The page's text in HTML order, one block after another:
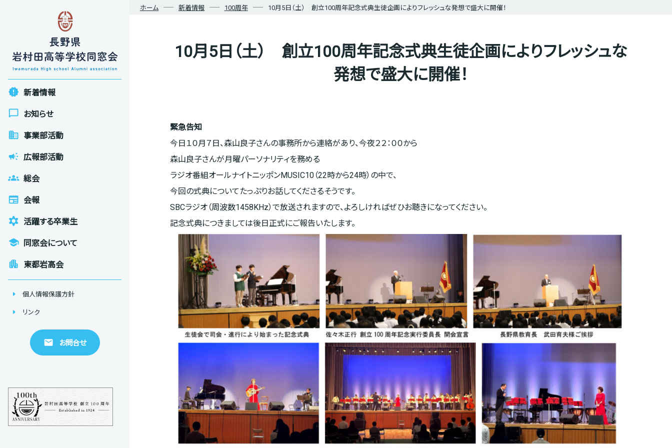
new_releases 新着情報
chat_bubble_outline お知らせ
business 事業部活動
campaign 広報部活動
groups 総会
newspaper 会報
filter_vintage 活躍する卒業生
school 同窓会について
apartment 東都岩高会
arrow_right 個人情報保護方針
arrow_right リンク
email お問合せ
ホーム 新着情報 100周年 10月5日（土） 創立100周年記念式典生徒企画によりフレッシュな発想で盛大に開催！
10月5日（土） 創立100周年記念式典生徒企画によりフレッシュな
発想で盛大に開催！
緊急告知
今日１０月７日、森山良子さんの事務所から連絡があり、今夜２２：００から
森山良子さんが月曜パーソナリティを務める
ラジオ番組オールナイトニッポンMUSIC10（22時から24時）の中で、
今回の式典についてたっぷりお話してくださるそうです。
SBCラジオ（周波数1458KHz）で放送されますので、よろしければぜひお聴きになってください。
記念式典につきましては後日正式にご報告いたします。